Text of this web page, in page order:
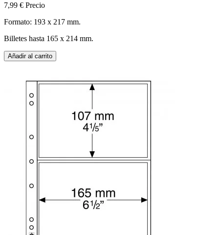
7,99 € Precio
Formato: 193 x 217 mm.
Billetes hasta 165 x 214 mm.
Añadir al carrito